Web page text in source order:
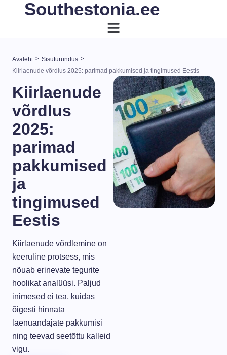
Southestonia.ee
Avaleht > Sisuturundus >
Kiirlaenude võrdlus 2025: parimad pakkumised ja tingimused Eestis
Kiirlaenude
võrdlus
2025:
parimad
pakkumised
ja
tingimused
Eestis
Kiirlaenude võrdlemine on
keeruline protsess, mis
nõuab erinevate tegurite
hoolikat analüüsi. Paljud
inimesed ei tea, kuidas
õigesti hinnata
laenuandajate pakkumisi
ning teevad seetõttu kalleid
vigu.